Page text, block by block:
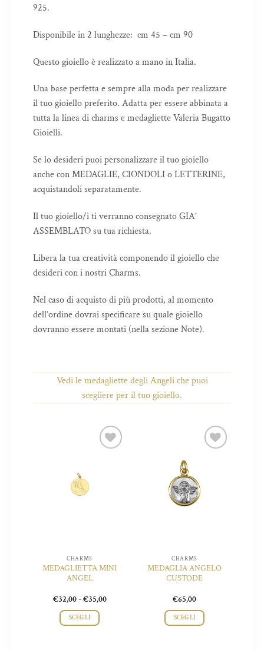
925.
Disponibile in 2 lunghezze: cm 45 – cm 90
Questo gioiello è realizzato a mano in Italia.
Una base perfetta e sempre alla moda per realizzare
il tuo gioiello preferito. Adatta per essere abbinata a
tutta la linea di charms e medagliette Valeria Bugatto
Gioielli.
Se lo desideri puoi personalizzare il tuo gioiello
anche con MEDAGLIE, CIONDOLI o LETTERINE,
acquistandoli separatamente.
Il tuo gioiello/i ti verranno consegnato GIA’
ASSEMBLATO su tua richiesta.
Libera la tua creatività componendo il gioiello che
desideri con i nostri Charms.
Nel caso di acquisto di più prodotti, al momento
dell’ordine dovrai specificare su quale gioiello
dovranno essere montati (nella sezione Note).
Vedi le medagliette degli Angeli che puoi
scegliere per il tuo gioiello.
CHARMS
MEDAGLIETTA MINI
ANGEL
€32,00-€35,00Fascia
SCEGLI
desideri
CHARMS
MEDAGLIA ANGELO
CUSTODE
€65,00
SCEGLI